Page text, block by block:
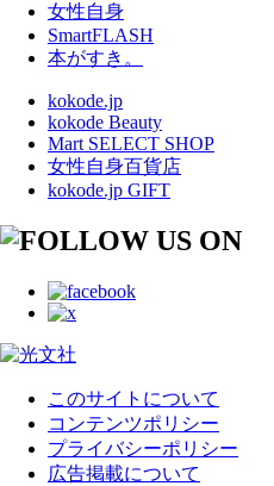
女性自身
SmartFLASH
本がすき。
kokode.jp
kokode Beauty
Mart SELECT SHOP
女性自身百貨店
kokode.jp GIFT
このサイトについて
コンテンツポリシー
プライバシーポリシー
広告掲載について